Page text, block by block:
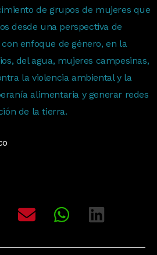
de grupos de mujeres que
desde una perspectiva de
enfoque de género, en la
del agua, mujeres campesinas,
la violencia ambiental y la
alimentaria y generar redes
de la tierra.